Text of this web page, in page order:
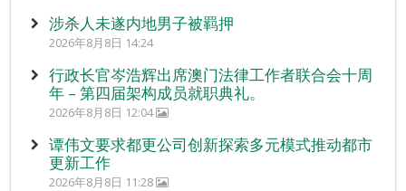
涉杀人未遂内地男子被羁押
2026年8月8日 14:24
行政长官岑浩辉出席澳门法律工作者联合会十周
年 – 第四届架构成员就职典礼。
2026年8月8日 12:04
谭伟文要求都更公司创新探索多元模式推动都市
更新工作
2026年8月8日 11:28